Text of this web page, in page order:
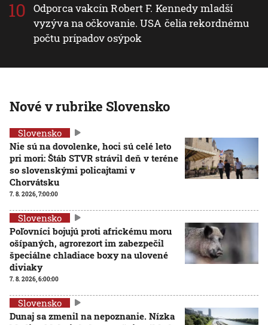
Odporca vakcín Robert F. Kennedy mladší
vyzýva na očkovanie. USA čelia rekordnému
počtu prípadov osýpok
Nové v rubrike Slovensko
Slovensko
Nie sú na dovolenke, hoci sú celé leto
pri mori: Štáb STVR strávil deň v teréne
so slovenskými policajtami v
Chorvátsku
7. 8. 2026, 7:00:00
Slovensko
Poľovníci bojujú proti africkému moru
ošípaných, agrorezort im zabezpečil
špeciálne chladiace boxy na ulovené
diviaky
7. 8. 2026, 6:00:00
Slovensko
Dunaj sa zmenil na nepoznanie. Nízka